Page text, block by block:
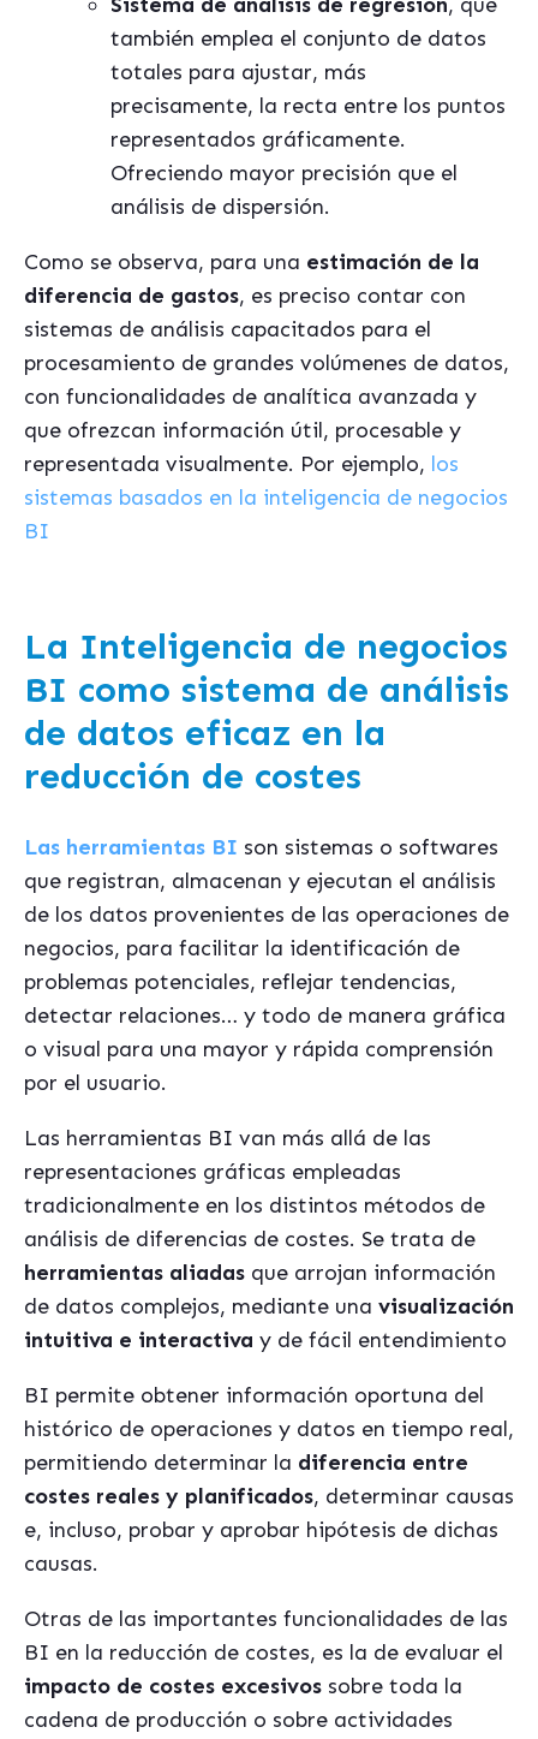
también emplea el conjunto de datos
totales para ajustar, más
precisamente, la recta entre los puntos
representados gráficamente.
Ofreciendo mayor precisión que el
análisis de dispersión.
Como se observa, para una estimación de la
diferencia de gastos, es preciso contar con
sistemas de análisis capacitados para el
procesamiento de grandes volúmenes de datos,
con funcionalidades de analítica avanzada y
que ofrezcan información útil, procesable y
representada visualmente. Por ejemplo, los
sistemas basados en la inteligencia de negocios
BI
La Inteligencia de negocios
BI como sistema de análisis
de datos eficaz en la
reducción de costes
Las herramientas BI son sistemas o softwares
que registran, almacenan y ejecutan el análisis
de los datos provenientes de las operaciones de
negocios, para facilitar la identificación de
problemas potenciales, reflejar tendencias,
detectar relaciones… y todo de manera gráfica
o visual para una mayor y rápida comprensión
por el usuario.
Las herramientas BI van más allá de las
representaciones gráficas empleadas
tradicionalmente en los distintos métodos de
análisis de diferencias de costes. Se trata de
herramientas aliadas que arrojan información
de datos complejos, mediante una visualización
intuitiva e interactiva y de fácil entendimiento
BI permite obtener información oportuna del
histórico de operaciones y datos en tiempo real,
permitiendo determinar la diferencia entre
costes reales y planificados, determinar causas
e, incluso, probar y aprobar hipótesis de dichas
causas.
Otras de las importantes funcionalidades de las
BI en la reducción de costes, es la de evaluar el
impacto de costes excesivos sobre toda la
cadena de producción o sobre actividades